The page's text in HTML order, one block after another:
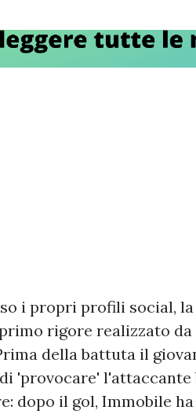
i propri profili social, la
rigore realizzato da
della battuta il
'provocare'
dopo il gol, Immobile